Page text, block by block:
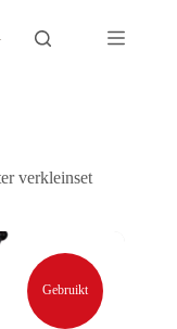
verkleinset
Gebruikt